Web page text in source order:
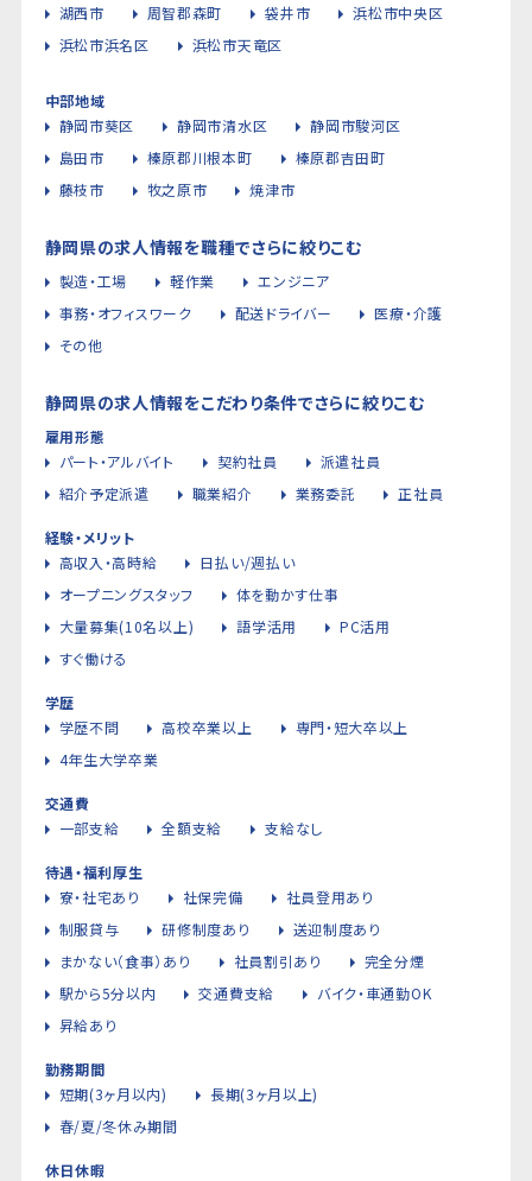
湖西市
周智郡森町 袋井市
浜松市中央区
浜松市浜名区
浜松市天竜区
中部地域
静岡市葵区
静岡市清水区
静岡市駿河区
島田市
榛原郡川根本町
榛原郡吉田町
藤枝市
牧之原市 焼津市
静岡県の求人情報を職種でさらに絞りこむ
製造・工場 軽作業
エンジニア
事務・オフィスワーク
配送ドライバー
医療・介護
その他
静岡県の求人情報をこだわり条件でさらに絞りこむ
雇用形態
パート・アルバイト
契約社員
派遣社員
紹介予定派遣
職業紹介 業務委託 正社員
経験・メリット
高収入・高時給
日払い/週払い
オープニングスタッフ
体を動かす仕事
大量募集(10名以上)
語学活用
PC活用
すぐ働ける
学歴
学歴不問
高校卒業以上
専門・短大卒以上
4年生大学卒業
交通費
一部支給
全額支給 支給なし
待遇・福利厚生
寮・社宅あり
社保完備
社員登用あり
制服貸与
研修制度あり
送迎制度あり
まかない（食事）あり
社員割引あり
完全分煙
駅から5分以内
交通費支給
バイク・車通勤OK
昇給あり
勤務期間
短期(3ヶ月以内)
長期(3ヶ月以上)
春/夏/冬休み期間
休日休暇